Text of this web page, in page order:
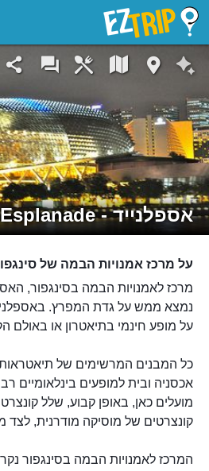
אספלנייד - Esplanade
על מרכז אמנויות הבמה של
נמצא ממש על גדת המפרץ.
על מופע חינמי בתיאטרון או באולם
כל המבנים המרשימים של
אכסניה ובית למופעים בינלאומיים
מועלים כאן, באופן קבוע, שלל
קונצרטים של מוסיקה מודרנית, לצד
המרכז לאמנויות הבמה בסינגפור
EZTrip